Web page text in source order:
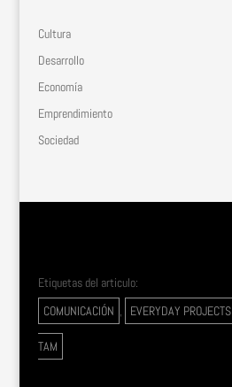
Cultura
Desarrollo
Economía
Emprendimiento
Sociedad
Etiquetas del articulo:
COMUNICACIÓN , EVERYDAY PROJECTS
TAM